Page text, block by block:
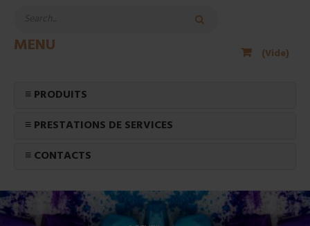
(Vide)
MENU
≡ PRODUITS
≡ PRESTATIONS DE SERVICES
≡ CONTACTS